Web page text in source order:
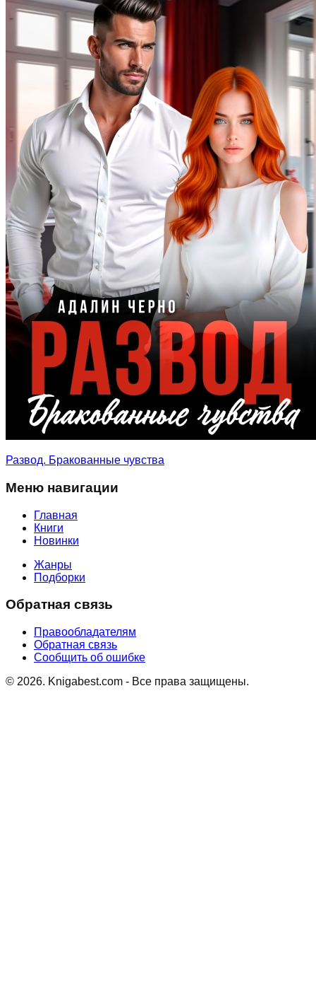
Развод. Бракованные чувства
Меню навигации
Главная
Книги
Новинки
Жанры
Подборки
Обратная связь
Правообладателям
Обратная связь
Сообщить об ошибке
© 2026. Knigabest.com - Все права защищены.